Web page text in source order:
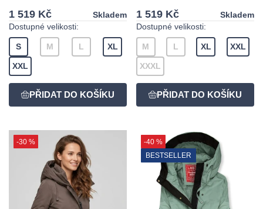
1 519 Kč
Skladem
Dostupné velikosti:
S M L XL
XXL
1 519 Kč
Skladem
Dostupné velikosti:
M L XL XXL
XXXL
-30 %
-40 %
BESTSELLER